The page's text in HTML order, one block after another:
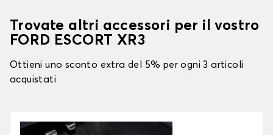
Trovate altri accessori per il vostro
FORD ESCORT XR3
Ottieni uno sconto extra del 5% per ogni 3 articoli
acquistati